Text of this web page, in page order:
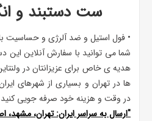
ست دستبند و
• فول استیل و ضد آلرژی و حساسیت
شما می توانید با سفارش آنلاین این
هدیه ی خاص برای عزیزانتان در
ها در تهران و بسیاری از شهرهای
در وقت و هزینه خود صرفه جویی
"ارسال به سراسر ایران: تهران، مشهد،